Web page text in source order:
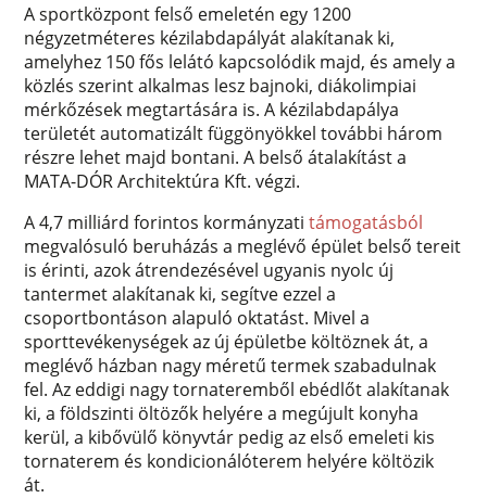
A sportközpont felső emeletén egy 1200
négyzetméteres kézilabdapályát alakítanak ki,
amelyhez 150 fős lelátó kapcsolódik majd, és amely a
közlés szerint alkalmas lesz bajnoki, diákolimpiai
mérkőzések megtartására is. A kézilabdapálya
területét automatizált függönyökkel további három
részre lehet majd bontani. A belső átalakítást a
MATA-DÓR Architektúra Kft. végzi.
A 4,7 milliárd forintos kormányzatitámogatásból
megvalósuló beruházás a meglévő épület belső tereit
is érinti, azok átrendezésével ugyanis nyolc új
tantermet alakítanak ki, segítve ezzel a
csoportbontáson alapuló oktatást. Mivel a
sporttevékenységek az új épületbe költöznek át, a
meglévő házban nagy méretű termek szabadulnak
fel. Az eddigi nagy tornateremből ebédlőt alakítanak
ki, a földszinti öltözők helyére a megújult konyha
kerül, a kibővülő könyvtár pedig az első emeleti kis
tornaterem és kondicionálóterem helyére költözik
át.